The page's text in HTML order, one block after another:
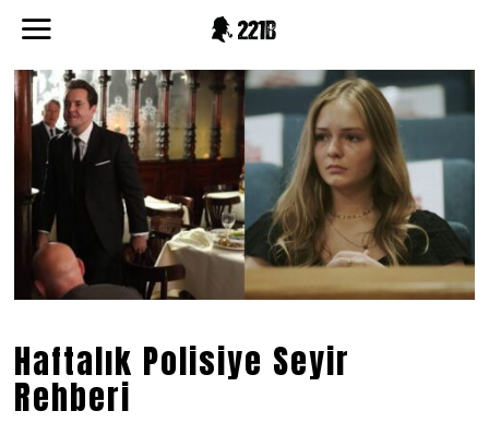
Haftalık Polisiye Seyir
Rehberi